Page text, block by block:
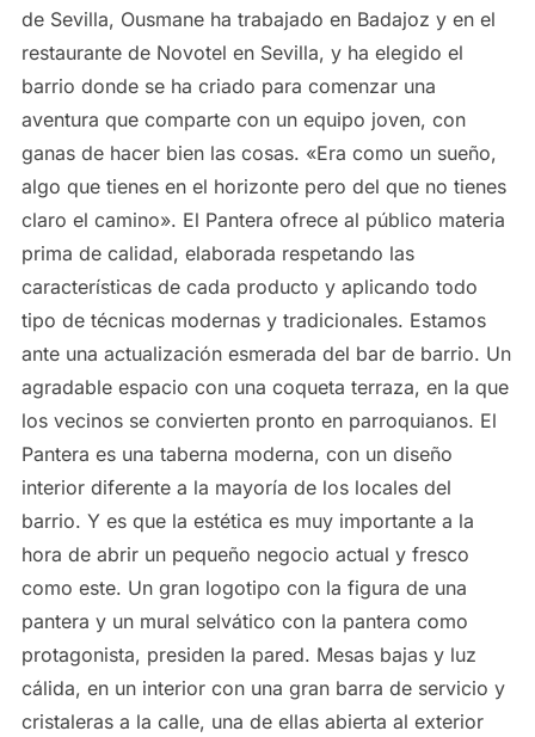
de Sevilla, Ousmane ha trabajado en Badajoz y en el
restaurante de Novotel en Sevilla, y ha elegido el
barrio donde se ha criado para comenzar una
aventura que comparte con un equipo joven, con
ganas de hacer bien las cosas. «Era como un sueño,
algo que tienes en el horizonte pero del que no tienes
claro el camino». El Pantera ofrece al público materia
prima de calidad, elaborada respetando las
características de cada producto y aplicando todo
tipo de técnicas modernas y tradicionales. Estamos
ante una actualización esmerada del bar de barrio. Un
agradable espacio con una coqueta terraza, en la que
los vecinos se convierten pronto en parroquianos. El
Pantera es una taberna moderna, con un diseño
interior diferente a la mayoría de los locales del
barrio. Y es que la estética es muy importante a la
hora de abrir un pequeño negocio actual y fresco
como este. Un gran logotipo con la figura de una
pantera y un mural selvático con la pantera como
protagonista, presiden la pared. Mesas bajas y luz
cálida, en un interior con una gran barra de servicio y
cristaleras a la calle, una de ellas abierta al exterior